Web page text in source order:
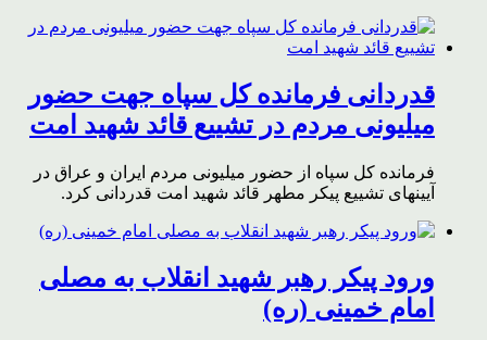
قدردانی فرمانده کل سپاه جهت حضور
میلیونی مردم در تشییع قائد شهید امت
فرمانده کل سپاه از حضور میلیونی مردم ایران و عراق در
آیینهای تشییع پیکر مطهر قائد شهید امت قدردانی کرد.
ورود پیکر رهبر شهید انقلاب به مصلی
امام خمینی (ره)